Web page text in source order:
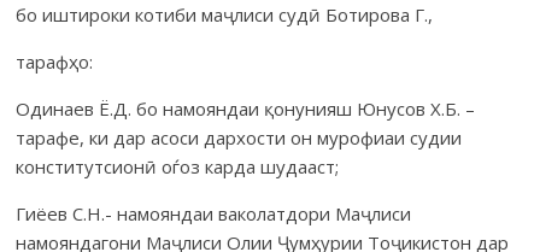
бо иштироки котиби маҷлиси судӣ Ботирова Г.,
тарафҳо:
Одинаев Ё.Д. бо намояндаи қонунияш Юнусов Х.Б. –
тарафе, ки дар асоси дархости он мурофиаи судии
конститутсионӣ оѓоз карда шудааст;
Гиёев С.Н.- намояндаи ваколатдори Маҷлиси
намояндагони Маҷлиси Олии Ҷумҳурии Тоҷикистон дар